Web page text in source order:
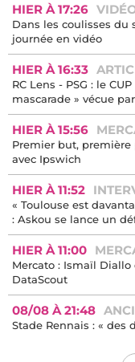
HIER À 17:26
Dans les coulisses du
journée en vidéo
HIER À 16:33
RC Lens - PSG : le
mascarade » vécue
HIER À 15:56
Premier but, première
avec Ipswich
HIER À 11:52
« Toulouse est
: Askou se lance un
HIER À 11:00
Mercato : Ismaïl Diallo
DataScout
08/08 À 21:48
Stade Rennais : « des